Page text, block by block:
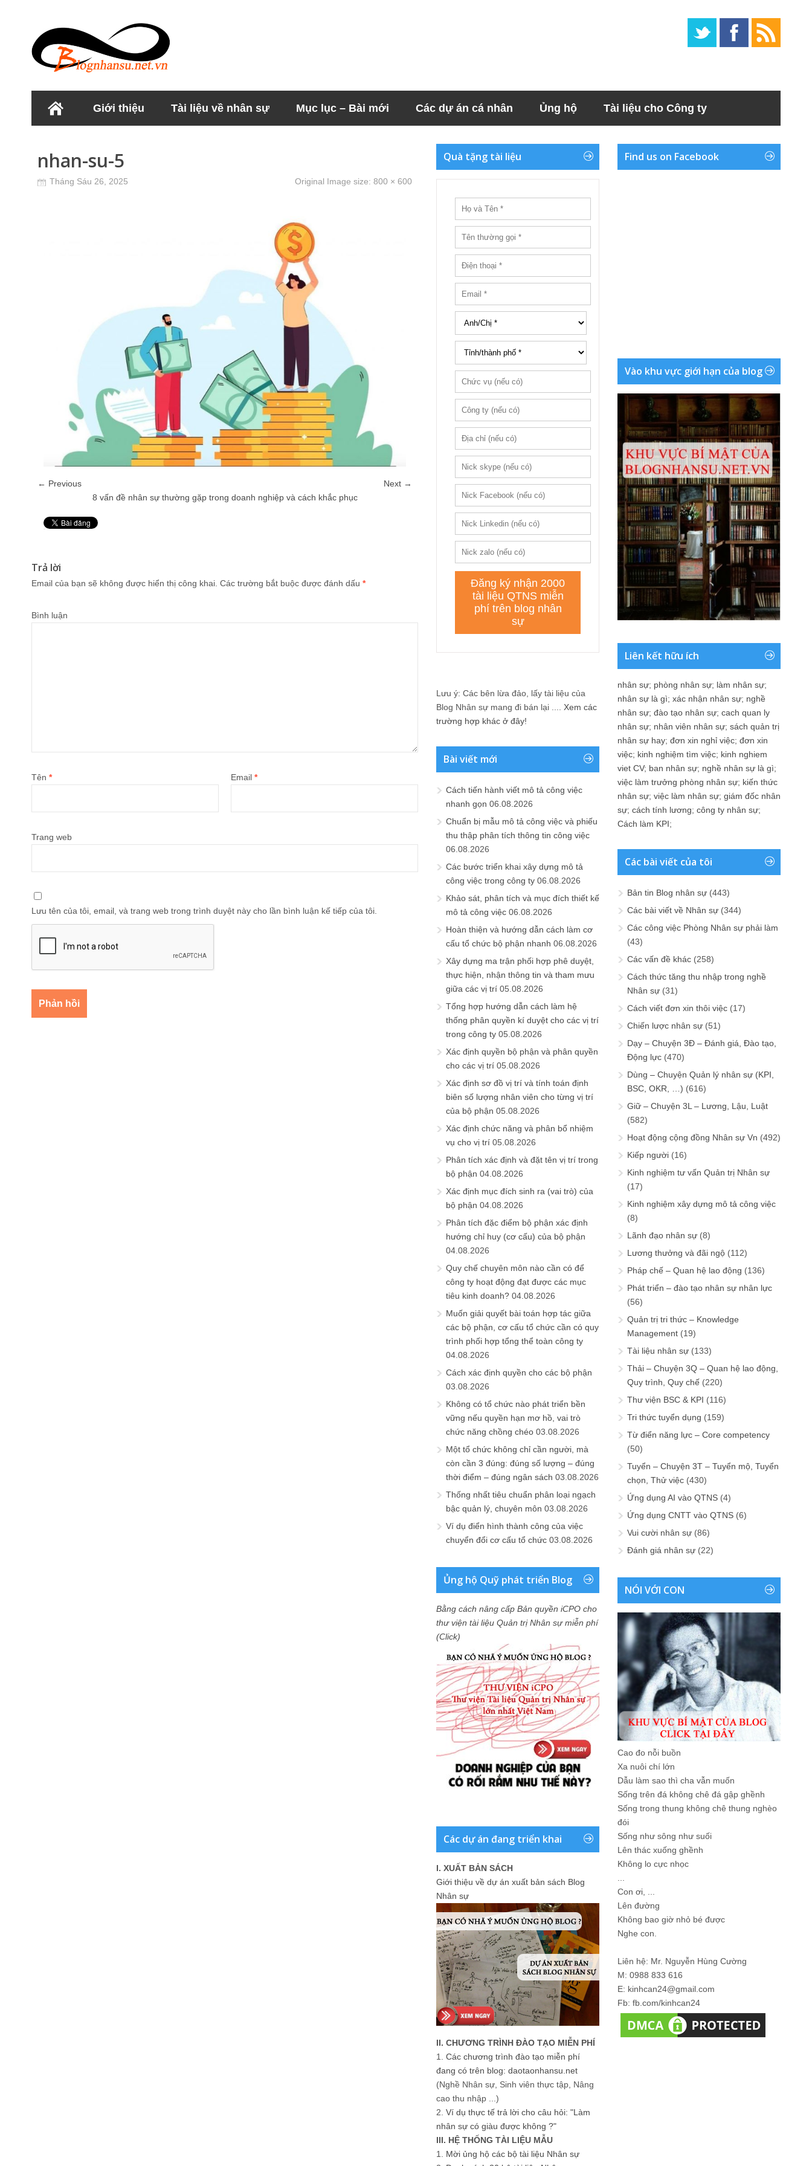
Giới thiệu Tài liệu về nhân sự Mục lục – Bài mới Các dự án cá nhân Ủng hộ Tài liệu cho Công ty
nhan-su-5
Tháng Sáu 26, 2025 Original Image size: 800 × 600
← Previous
Next →
8 vấn đề nhân sự thường gặp trong doanh nghiệp và cách khắc phục
Trả lời
Email của bạn sẽ không được hiển thị công khai. Các trường bắt buộc được đánh dấu *
Bình luận
Tên * Email *
Trang web
Lưu tên của tôi, email, và trang web trong trình duyệt này cho lần bình luận kế tiếp của tôi.
Quà tặng tài liệu
Lưu ý: Các bên lừa đảo, lấy tài liệu của
Blog Nhân sự mang đi bán lại .... Xem các
trường hợp khác ở đây!
Bài viết mới
Cách tiến hành viết mô tả công việc
nhanh gọn 06.08.2026
Chuẩn bị mẫu mô tả công việc và phiếu
thu thập phân tích thông tin công việc
06.08.2026
Các bước triển khai xây dựng mô tả
công việc trong công ty 06.08.2026
Khảo sát, phân tích và mục đích thiết kế
mô tả công việc 06.08.2026
Hoàn thiện và hướng dẫn cách làm cơ
cấu tổ chức bộ phận nhanh 06.08.2026
Xây dựng ma trận phối hợp phê duyệt,
thực hiện, nhận thông tin và tham mưu
giữa các vị trí 05.08.2026
Tổng hợp hướng dẫn cách làm hệ
thống phân quyền kí duyệt cho các vị trí
trong công ty 05.08.2026
Xác định quyền bộ phận và phân quyền
cho các vị trí 05.08.2026
Xác định sơ đồ vị trí và tính toán định
biên số lượng nhân viên cho từng vị trí
của bộ phận 05.08.2026
Xác định chức năng và phân bổ nhiệm
vụ cho vị trí 05.08.2026
Phân tích xác định và đặt tên vị trí trong
bộ phận 04.08.2026
Xác định mục đích sinh ra (vai trò) của
bộ phận 04.08.2026
Phân tích đặc điểm bộ phận xác định
hướng chỉ huy (cơ cấu) của bộ phận
04.08.2026
Quy chế chuyên môn nào cần có để
công ty hoạt động đạt được các mục
tiêu kinh doanh? 04.08.2026
Muốn giải quyết bài toán hợp tác giữa
các bộ phận, cơ cấu tổ chức cần có quy
trình phối hợp tổng thể toàn công ty
04.08.2026
Cách xác định quyền cho các bộ phận
03.08.2026
Không có tổ chức nào phát triển bền
vững nếu quyền hạn mơ hồ, vai trò
chức năng chồng chéo 03.08.2026
Một tổ chức không chỉ cần người, mà
còn cần 3 đúng: đúng số lượng – đúng
thời điểm – đúng ngân sách 03.08.2026
Thống nhất tiêu chuẩn phân loại ngạch
bậc quản lý, chuyên môn 03.08.2026
Ví dụ điển hình thành công của việc
chuyển đổi cơ cấu tổ chức 03.08.2026
Ủng hộ Quỹ phát triển Blog
Bằng cách nâng cấp Bản quyền iCPO cho
thư viện tài liệu Quản trị Nhân sự miễn phí
(Click)
Các dự án đang triển khai
I. XUẤT BẢN SÁCH
Giới thiệu về dự án xuất bản sách Blog
Nhân sự
II. CHƯƠNG TRÌNH ĐÀO TẠO MIỄN PHÍ
1. Các chương trình đào tạo miễn phí
đang có trên blog: daotaonhansu.net
(Nghề Nhân sự, Sinh viên thực tập, Nâng
cao thu nhập ...)
2. Ví dụ thực tế trả lời cho câu hỏi: "Làm
nhân sự có giàu được không ?"
III. HỆ THỐNG TÀI LIỆU MẪU
1. Mời ủng hộ các bộ tài liệu Nhân sự
Find us on Facebook
Vào khu vực giới hạn của blog
Liên kết hữu ích
nhân sự; phòng nhân sự; làm nhân sự;
nhân sự là gì; xác nhận nhân sự; nghề
nhân sự; đào tạo nhân sự; cach quan ly
nhân sự; nhân viên nhân sự; sách quản trị
nhân sự hay; đơn xin nghỉ việc; đơn xin
việc; kinh nghiệm tìm việc; kinh nghiem
viet CV; ban nhân sự; nghề nhân sự là gì;
việc làm trưởng phòng nhân sự; kiến thức
nhân sự; việc làm nhân sự; giám đốc nhân
sự; cách tính lương; công ty nhân sự;
Cách làm KPI;
Các bài viết của tôi
Bản tin Blog nhân sự (443)
Các bài viết về Nhân sự (344)
Các công việc Phòng Nhân sự phải làm
(43)
Các vấn đề khác (258)
Cách thức tăng thu nhập trong nghề
Nhân sự (31)
Cách viết đơn xin thôi việc (17)
Chiến lược nhân sự (51)
Dạy – Chuyện 3Đ – Đánh giá, Đào tạo,
Động lực (470)
Dùng – Chuyện Quản lý nhân sự (KPI,
BSC, OKR, …) (616)
Giữ – Chuyện 3L – Lương, Lậu, Luật
(582)
Hoạt động cộng đồng Nhân sự Vn (492)
Kiếp người (16)
Kinh nghiệm tư vấn Quản trị Nhân sự
(17)
Kinh nghiệm xây dựng mô tả công việc
(8)
Lãnh đạo nhân sự (8)
Lương thưởng và đãi ngộ (112)
Pháp chế – Quan hệ lao động (136)
Phát triển – đào tạo nhân sự nhân lực
(56)
Quản trị tri thức – Knowledge
Management (19)
Tài liệu nhân sự (133)
Thải – Chuyện 3Q – Quan hệ lao động,
Quy trình, Quy chế (220)
Thư viện BSC & KPI (116)
Tri thức tuyển dụng (159)
Từ điển năng lực – Core competency
(50)
Tuyển – Chuyện 3T – Tuyển mộ, Tuyển
chọn, Thử việc (430)
Ứng dụng AI vào QTNS (4)
Ứng dụng CNTT vào QTNS (6)
Vui cười nhân sự (86)
Đánh giá nhân sự (22)
NÓI VỚI CON
Cao đo nỗi buồn
Xa nuôi chí lớn
Dẫu làm sao thì cha vẫn muốn
Sống trên đá không chê đá gập ghềnh
Sống trong thung không chê thung nghèo
đói
Sống như sông như suối
Lên thác xuống ghềnh
Không lo cực nhọc
Con ơi, ...
Lên đường
Không bao giờ nhỏ bé được
Nghe con.
Liên hệ: Mr. Nguyễn Hùng Cường
M: 0988 833 616
E: kinhcan24@gmail.com
Fb: fb.com/kinhcan24